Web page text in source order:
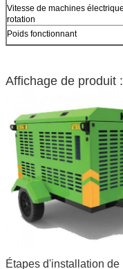
Vitesse de machines
rotation
Poids fonctionnant
Affichage de produit :
Étapes d'installation